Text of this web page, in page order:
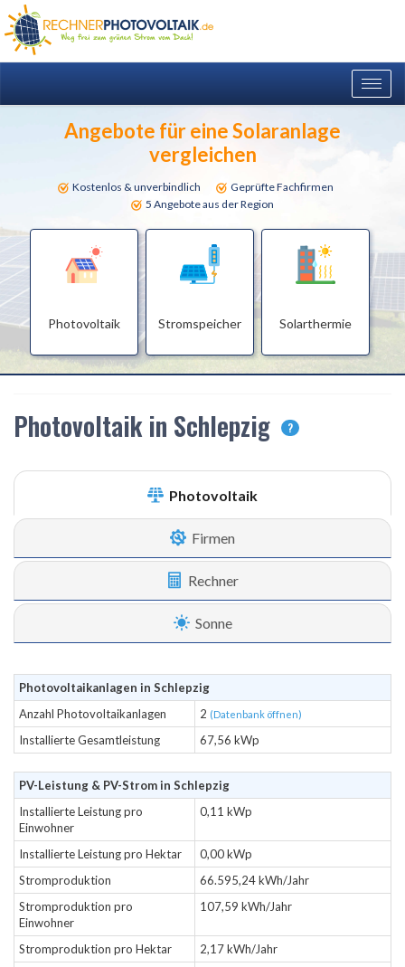
Angebote für eine Solaranlage
vergleichen
Kostenlos & unverbindlich
Geprüfte Fachfirmen
5 Angebote aus der Region
Photovoltaik Stromspeicher Solarthermie
Photovoltaik in Schlepzig ?
Photovoltaik
Firmen
Rechner
Sonne
Photovoltaikanlagen in Schlepzig
Anzahl Photovoltaikanlagen
2 (Datenbank öffnen)
Installierte Gesamtleistung 67,56 kWp
PV-Leistung & PV-Strom in Schlepzig
Installierte Leistung pro
Einwohner
0,11 kWp
Installierte Leistung pro Hektar
0,00 kWp
Stromproduktion
66.595,24 kWh/Jahr
Stromproduktion pro
Einwohner
107,59 kWh/Jahr
Stromproduktion pro Hektar
2,17 kWh/Jahr